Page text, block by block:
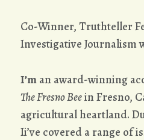
Co-Winner, Truthteller
Investigative Journalism
I’m an award-winning
The Fresno Beein Fresno,
agricultural heartland.
Ii’ve covered a range of